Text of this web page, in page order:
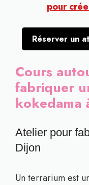
pour
Réserver un
Cours
fabriquer
kokedama
Atelier pour
Dijon
Un terrarium est